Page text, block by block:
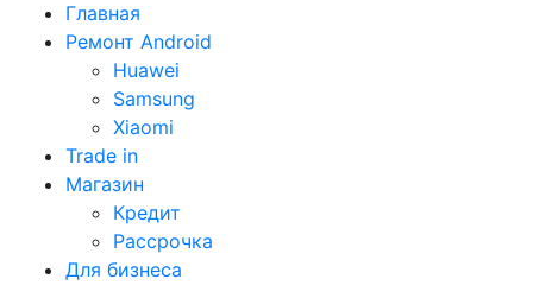
Главная
Ремонт Android
Huawei
Samsung
Xiaomi
Trade in
Магазин
Кредит
Рассрочка
Для бизнеса